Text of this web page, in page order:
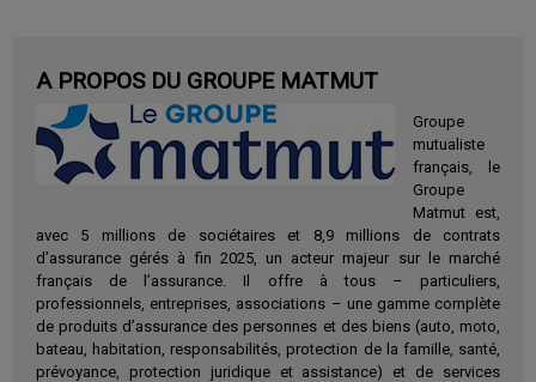
A PROPOS DU GROUPE MATMUT
Groupe
mutualiste
français, le
Groupe
Matmut est,
avec 5 millions de sociétaires et 8,9 millions de contrats
d’assurance gérés à fin 2025, un acteur majeur sur le marché
français de l’assurance. Il offre à tous – particuliers,
professionnels, entreprises, associations – une gamme complète
de produits d’assurance des personnes et des biens (auto, moto,
bateau, habitation, responsabilités, protection de la famille, santé,
prévoyance, protection juridique et assistance) et de services